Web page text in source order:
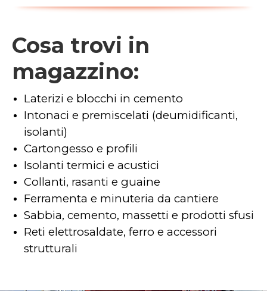
Cosa trovi in
magazzino:
Laterizi e blocchi in cemento
Intonaci e premiscelati (deumidificanti,
isolanti)
Cartongesso e profili
Isolanti termici e acustici
Collanti, rasanti e guaine
Ferramenta e minuteria da cantiere
Sabbia, cemento, massetti e prodotti sfusi
Reti elettrosaldate, ferro e accessori
strutturali